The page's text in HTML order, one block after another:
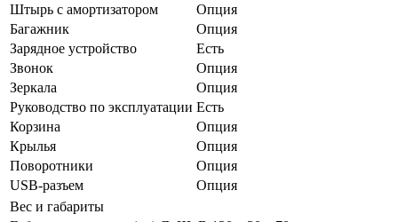
Штырь с амортизатором
Опция
Багажник
Опция
Зарядное устройство
Есть
Звонок
Опция
Зеркала
Опция
Руководство по эксплуатации Есть
Корзина
Опция
Крылья
Опция
Поворотники
Опция
USB-разъем
Опция
Вес и габариты